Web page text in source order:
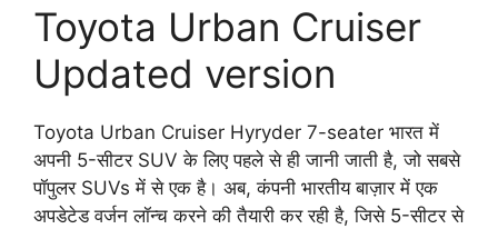
Toyota Urban Cruiser
Updated version
Toyota Urban Cruiser Hyryder 7-seater भारत में
अपनी 5-सीटर SUV के लिए पहले से ही जानी जाती है, जो सबसे
पॉपुलर SUVs में से एक है। अब, कंपनी भारतीय बाज़ार में एक
अपडेटेड वर्जन लॉन्च करने की तैयारी कर रही है, जिसे 5-सीटर से